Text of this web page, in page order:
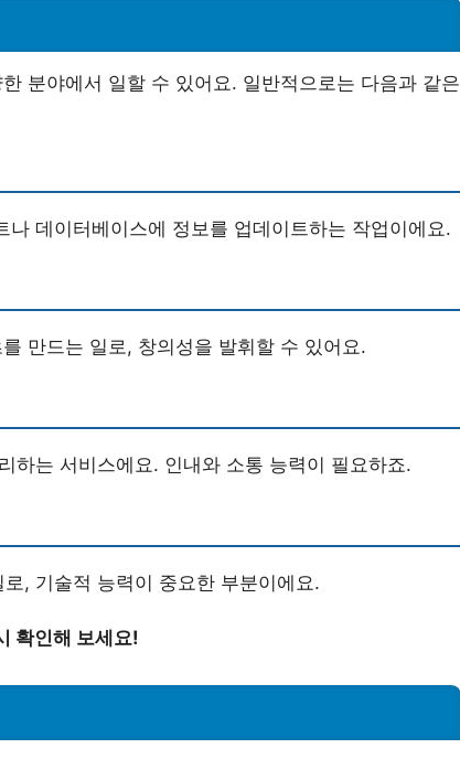
분야에서 일할 수 있어요. 일반적으로는 다음과 같은
데이터베이스에 정보를 업데이트하는 작업이에요.
만드는 일로, 창의성을 발휘할 수 있어요.
하는 서비스에요. 인내와 소통 능력이 필요하죠.
, 기술적 능력이 중요한 부분이에요.
확인해 보세요!